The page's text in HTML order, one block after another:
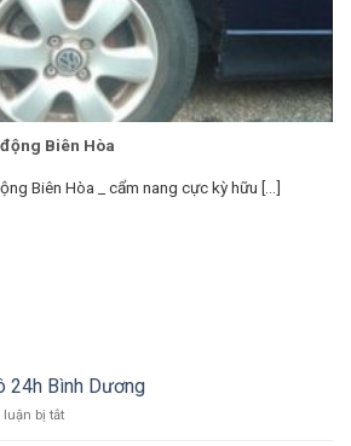
Biên Hòa
Biên Hòa _ cẩm nang cực kỳ hữu [...]
24h Bình Dương
bị tắtở